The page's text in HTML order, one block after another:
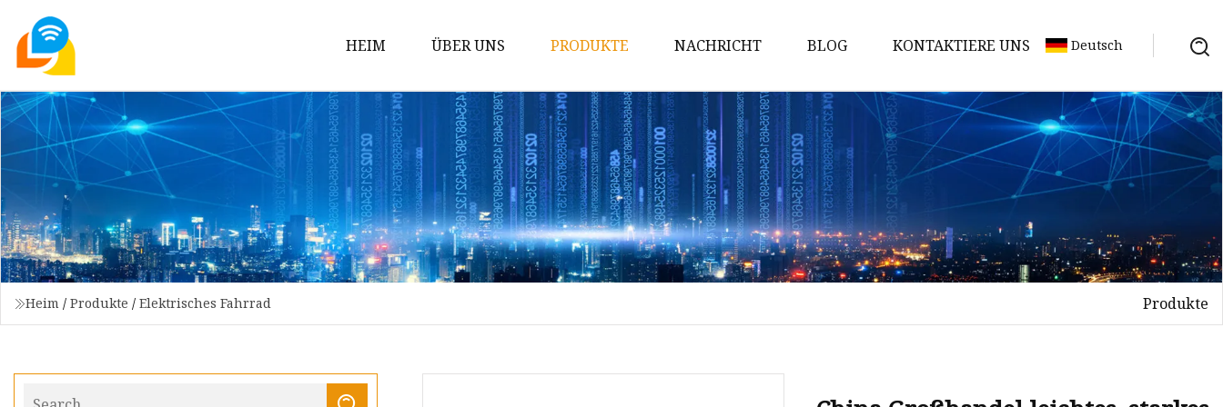
HEIM ÜBER UNS PRODUKTE
Massagepistole
Elektroroller
Elektrisches Motorrad
Elektrisches Motorrad
Kinderroller
Tretroller
Hochdruckwaschpistole
NACHRICHT BLOG KONTAKTIERE UNS Deutsch
Heim / Produkte / Elektrisches Fahrrad Produkte